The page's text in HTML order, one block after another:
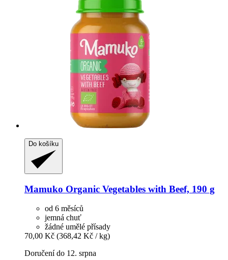
Do košíku
Mamuko Organic Vegetables with Beef, 190 g
od 6 měsíců
jemná chuť
žádné umělé přísady
70,00 Kč (368,42 Kč / kg)
Doručení do 12. srpna